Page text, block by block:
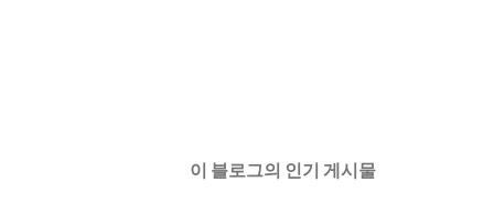
이 블로그의 인기 게시물